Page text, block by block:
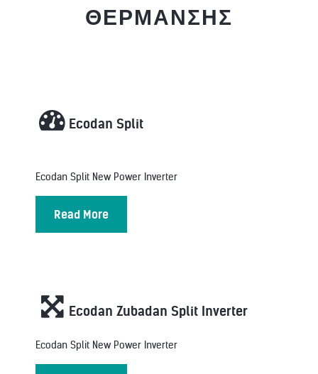
ΘΈΡΜΑΝΣΗΣ
Ecodan Split
Ecodan Split New Power Inverter
Read More
Ecodan Zubadan Split Inverter
Ecodan Split New Power Inverter